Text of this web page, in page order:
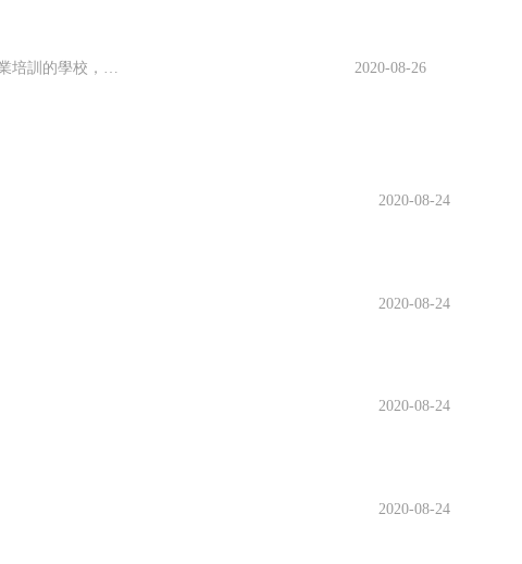
美國創新培訓與教育中心( 費城 )是美國賓夕法尼亞州一所專門致力于職業培訓的學校，學校成立于1968年，至今已有40多年的歷史。創新培訓與教育中心(費城)主要為成年人提供培訓課程，以幫助其在激烈的動作競爭中更具競爭力。提供的職業培訓一般是兩年或者更少時間，學生可以選擇任意自己喜歡的課程培訓。費用詳情年均學費：6590美元年均生活費：13000美元該校也為學生提供優良的學習環境和優秀的老師資源，讓學 2020-08-26
2020-08-24
2020-08-24
2020-08-24
2020-08-24